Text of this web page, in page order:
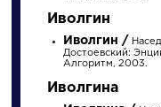
Иволгин
Иволгин /
Достоевский:
Алгоритм, 2003.
Иволгина